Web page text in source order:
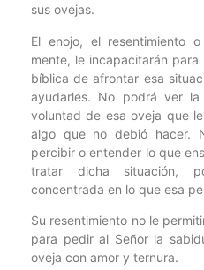
sus ovejas.
El enojo, el resentimiento
mente, le incapacitarán
bíblica de afrontar esa
ayudarles. No podrá ver
voluntad de esa oveja que
algo que no debió hacer.
percibir o entender lo que
tratar dicha situación,
concentrada en lo que esa
Su resentimiento no le
para pedir al Señor la
oveja con amor y ternura.